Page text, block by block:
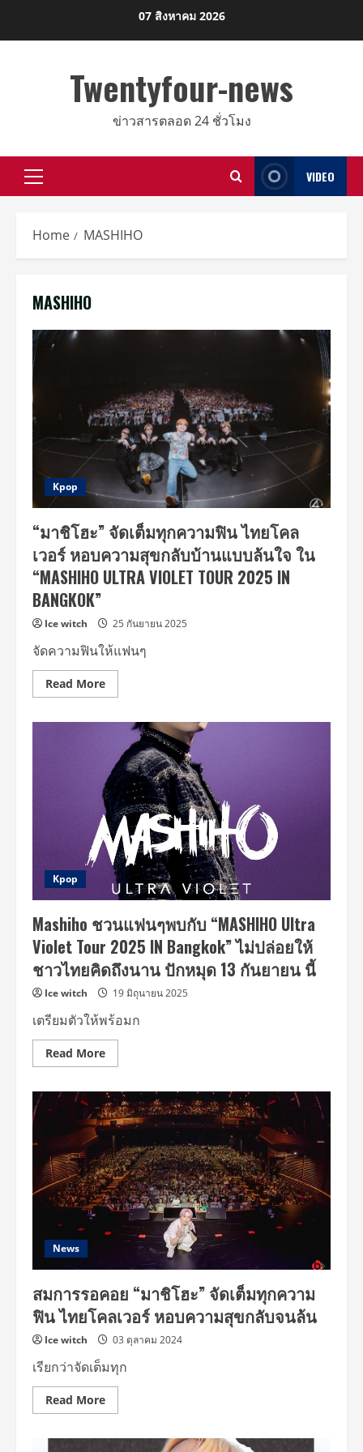
07 สิงหาคม 2026
Twentyfour-news
ข่าวสารตลอด 24 ชั่วโมง
Primary
VIDEO
Home MASHIHO
MASHIHO
Kpop
“มาชิโฮะ” จัดเต็มทุกความฟิน ไทยโคล
เวอร์ หอบความสุขกลับบ้านแบบล้นใจ ใน
“MASHIHO ULTRA VIOLET TOUR 2025 IN
BANGKOK”
Ice witch 25 กันยายน 2025
จัดความฟินให้แฟนๆ
Read MoreRead
more
เต็ม
ทุก
ความ
ฟิน
ไทย
โคล
เวอร์
หอบ
ความ
สุข
กลับ
บ้าน
แบบ
ใจ
ใน
“MASHIHO
ULTRA
VIOLET
TOUR
2025
IN
BANGKOK”
Kpop
Mashiho ชวนแฟนๆพบกับ “MASHIHO Ultra
Violet Tour 2025 IN Bangkok” ไม่ปล่อยให้
ชาวไทยคิดถึงนาน ปักหมุด 13 กันยายน นี้
Ice witch 19 มิถุนายน 2025
เตรียมตัวให้พร้อมก
Read MoreRead
more
ชวน
แฟนๆ
พบ
กับ
“MASHIHO
Ultra
Violet
Tour
2025
IN
Bangkok”
ปล่อย
ไทย
นาน
ปัก
หมุด
13
กันยายน
นี้
News
สมการรอคอย “มาชิโฮะ” จัดเต็มทุกความ
ฟิน ไทยโคลเวอร์ หอบความสุขกลับจนล้น
Ice witch 03 ตุลาคม 2024
เรียกว่าจัดเต็มทุก
Read MoreRead
more